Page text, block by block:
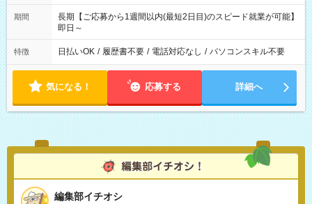
期間
長期【ご応募から1週間以内(最短2日目)のスピード就業が可能】
即日～
特徴 日払いOK / 履歴書不要 / 電話対応なし / パソコンスキル不要
気になる！ 応募する 詳細へ
編集部イチオシ